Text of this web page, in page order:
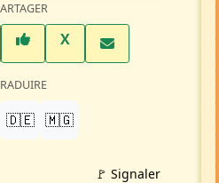
Facebook
XTwitter X
🇩🇪 🇲🇬
🚩 Signaler